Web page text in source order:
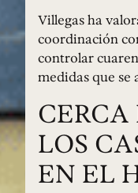
Villegas ha
coordinación
controlar
medidas que se
CERCA
LOS
EN EL